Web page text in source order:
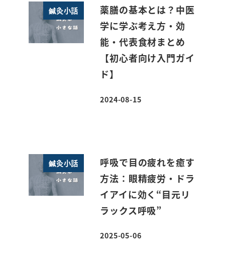
鍼灸小話
薬膳の基本とは？中医
学に学ぶ考え方・効
能・代表食材まとめ
【初心者向け入門ガイ
ド】
投稿日
2024-08-15
鍼灸小話
呼吸で目の疲れを癒す
方法：眼精疲労・ドラ
イアイに効く“目元リ
ラックス呼吸”
投稿日
2025-05-06